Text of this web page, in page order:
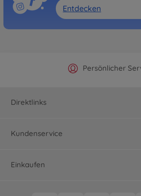
Entdecken
Offizieller Hersteller
Persönlicher
Versandkostenfrei
Schnelle
Direktlinks
Kundenservice
Einkaufen